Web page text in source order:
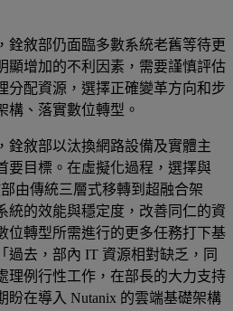
銓敘部仍面臨多數系統老舊等待更
顯增加的不利因素，需要謹慎評估
分配資源，選擇正確變革方向和步
構、落實數位轉型。
銓敘部以汰換網路設備及實體主
要目標。在虛擬化過程，選擇與
由傳統三層式移轉到超融合架
統的效能與穩定度，改善同仁的資
位轉型所需進行的更多任務打下基
過去，部內 IT 資源相對缺乏，同
理例行性工作，在部長的大力支持
盼在導入 Nutanix 的雲端基礎架構